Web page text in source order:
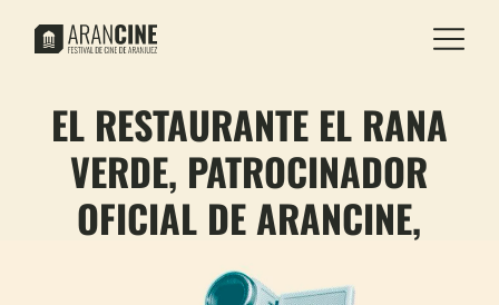
EL RESTAURANTE EL RANA
VERDE, PATROCINADOR
OFICIAL DE ARANCINE,
ENTREGARÁ EL PREMIO AL